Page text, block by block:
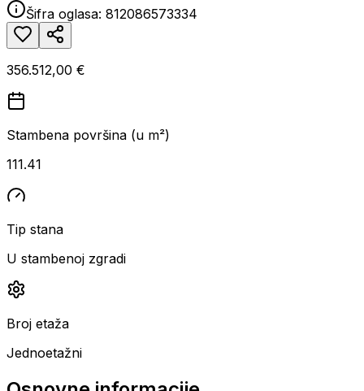
Šifra oglasa: 812086573334
356.512,00 €
Stambena površina (u m²)
111.41
Tip stana
U stambenoj zgradi
Broj etaža
Jednoetažni